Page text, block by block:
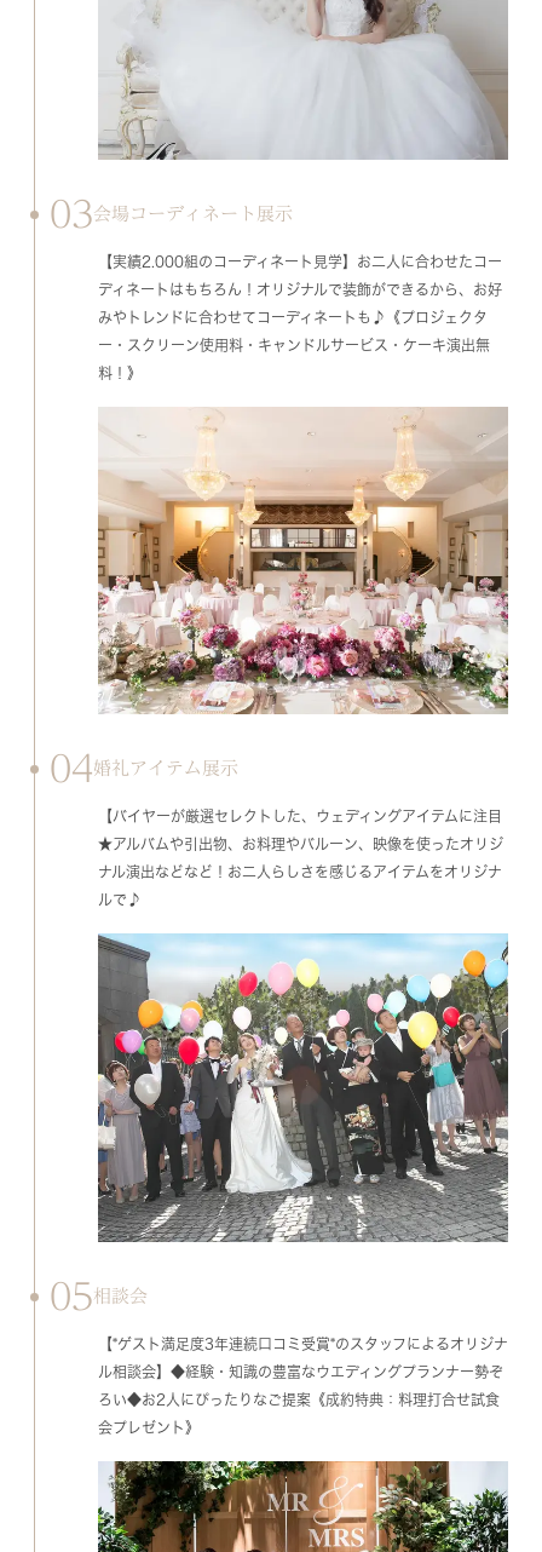
03会場コーディネート展示
【実績2.000組のコーディネート見学】お二人に合わせたコー
ディネートはもちろん！オリジナルで装飾ができるから、お好
みやトレンドに合わせてコーディネートも♪《プロジェクタ
ー・スクリーン使用料・キャンドルサービス・ケーキ演出無
料！》
04婚礼アイテム展示
【バイヤーが厳選セレクトした、ウェディングアイテムに注目
★アルバムや引出物、お料理やバルーン、映像を使ったオリジ
ナル演出などなど！お二人らしさを感じるアイテムをオリジナ
ルで♪
05相談会
【*ゲスト満足度3年連続口コミ受賞*のスタッフによるオリジナ
ル相談会】◆経験・知識の豊富なウエディングプランナー勢ぞ
ろい◆お2人にぴったりなご提案《成約特典：料理打合せ試食
会プレゼント》